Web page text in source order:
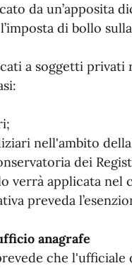
da un’apposita
di bollo
a soggetti privati
nell'ambito
dei
verrà applicata
preveda
anagrafe
che